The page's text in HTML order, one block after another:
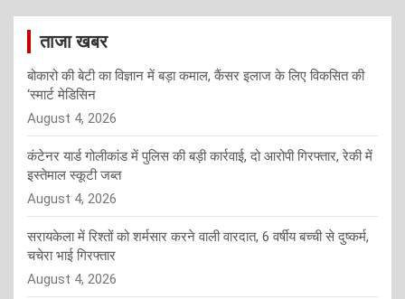
ताजा खबर
बोकारो की बेटी का विज्ञान में बड़ा कमाल, कैंसर इलाज के लिए विकसित की
‘स्मार्ट मेडिसिन
August 4, 2026
कंटेनर यार्ड गोलीकांड में पुलिस की बड़ी कार्रवाई, दो आरोपी गिरफ्तार, रेकी में
इस्तेमाल स्कूटी जब्त
August 4, 2026
सरायकेला में रिश्तों को शर्मसार करने वाली वारदात, 6 वर्षीय बच्ची से दुष्कर्म,
चचेरा भाई गिरफ्तार
August 4, 2026